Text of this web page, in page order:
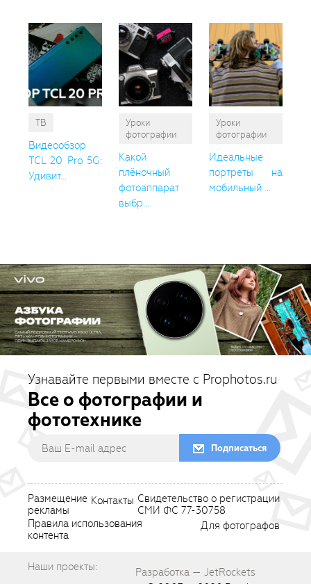
ТВ
Видеообзор
TCL 20 Pro 5G:
Удивит...
Уроки
фотографии
Какой
плёночный
фотоаппарат
выбр...
Уроки
фотографии
Идеальные
портреты на
мобильный ...
Узнавайте первыми вместе с Prophotos.ru
Все о фотографии и
фототехнике
Подписаться
Размещение
рекламы
Контакты Свидетельство о регистрации
СМИ ФС 77-30758
Правила использования
контента
Для фотографов
Наши проекты:
Разработка — JetRockets